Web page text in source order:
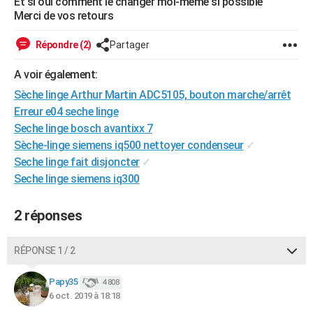
Forum
Aménagement intérieur
Extérieur
Cuisine
Salle de bains
Jardinage
Rangement
WEEK-END
LIFESTYLE
Alimentation
Guide de la santé
Maladies
Médicaments
Sommeil
VOYAGE
Destinations
City break
Voyage nature
Voyage de noces
Forum
Climat
+PHOTO
GUIDES D'ACHAT
BONS PLANS
COPAINS D'AVANT
Merci de vos retours
Répondre (2) Partager
A voir également:
Sèche linge Arthur Martin ADC5105, bouton marche/arrêt
Erreur e04 seche linge
Seche linge bosch avantixx 7
Sèche-linge siemens iq500 nettoyer condenseur ✓
Seche linge fait disjoncter ✓
Seche linge siemens iq300
2 réponses
RÉPONSE 1 / 2
Papy35 4 808
6 oct. 2019 à 18:18